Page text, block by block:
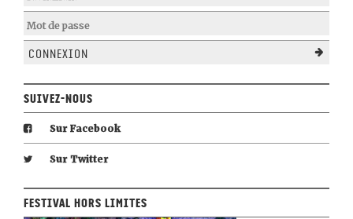
Connexion
Suivez-nous
Sur Facebook
Sur Twitter
Festival Hors Limites